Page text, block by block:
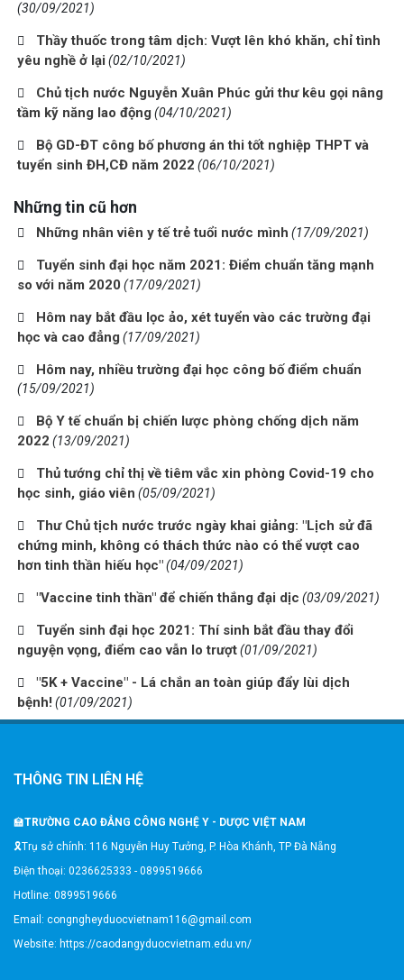
(30/09/2021)
Thầy thuốc trong tâm dịch: Vượt lên khó khăn, chỉ tình
yêu nghề ở lại (02/10/2021)
Chủ tịch nước Nguyễn Xuân Phúc gửi thư kêu gọi nâng
tầm kỹ năng lao động (04/10/2021)
Bộ GD-ĐT công bố phương án thi tốt nghiệp THPT và
tuyển sinh ĐH,CĐ năm 2022 (06/10/2021)
Những tin cũ hơn
Những nhân viên y tế trẻ tuổi nước mình (17/09/2021)
Tuyển sinh đại học năm 2021: Điểm chuẩn tăng mạnh
so với năm 2020 (17/09/2021)
Hôm nay bắt đầu lọc ảo, xét tuyển vào các trường đại
học và cao đẳng (17/09/2021)
Hôm nay, nhiều trường đại học công bố điểm chuẩn
(15/09/2021)
Bộ Y tế chuẩn bị chiến lược phòng chống dịch năm
2022 (13/09/2021)
Thủ tướng chỉ thị về tiêm vắc xin phòng Covid-19 cho
học sinh, giáo viên (05/09/2021)
Thư Chủ tịch nước trước ngày khai giảng: "Lịch sử đã
chứng minh, không có thách thức nào có thể vượt cao
hơn tinh thần hiếu học"(04/09/2021)
"Vaccine tinh thần" để chiến thắng đại dịc (03/09/2021)
Tuyển sinh đại học 2021: Thí sinh bắt đầu thay đổi
nguyện vọng, điểm cao vẫn lo trượt(01/09/2021)
"5K + Vaccine" - Lá chắn an toàn giúp đẩy lùi dịch
bệnh! (01/09/2021)
THÔNG TIN LIÊN HỆ
🏫TRƯỜNG CAO ĐẲNG CÔNG NGHỆ Y - DƯỢC VIỆT NAM
🎗️Trụ sở chính: 116 Nguyễn Huy Tưởng, P. Hòa Khánh, TP Đà Nẵng
Điện thoại: 0236625333 - 0899519666
Hotline: 0899519666
Email: congngheyduocvietnam116@gmail.com
Website: https://caodangyduocvietnam.edu.vn/